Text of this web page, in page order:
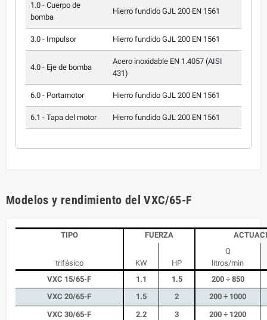
1.0 - Cuerpo de
bomba
Hierro fundido GJL 200 EN 1561
3.0 - Impulsor Hierro fundido GJL 200 EN 1561
4.0 - Eje de bomba
Acero inoxidable EN 1.4057 (AISI
431)
6.0 - Portamotor Hierro fundido GJL 200 EN 1561
6.1 - Tapa del motor Hierro fundido GJL 200 EN 1561
Modelos y rendimiento del VXC/65-F
TIPO
trifásico
VXC 15/65-F
VXC 20/65-F
VXC 30/65-F
FUERZA
KW
HP
1.1
1.5
1.5
2
2.2
3
Q
litros/min
200 ÷ 850
200 ÷ 1000
200 ÷ 1200